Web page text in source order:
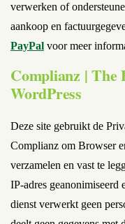
verwerken of
aankoop en
PayPal voor meer
Complianz | The
WordPress
Deze site gebruikt de
Complianz om Browser
verzamelen en vast te
IP-adres geanonimiseerd
dienst verwerkt geen